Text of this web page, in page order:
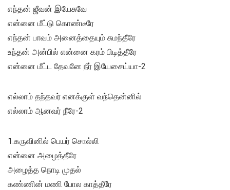
எந்தன் ஜீவன் இயேசுவே
என்னை மீட்டு கொண்டீரே
எந்தன் பாவம் அனைத்தையும் சுமந்தீரே
உந்தன் அன்பில் என்னை கரம் பிடித்தீரே
என்னை மீட்ட தேவனே நீர் இயேசைய்யா-2
எல்லாம் தந்தவர் எனக்குள் வந்தென்னில்
எல்லாம் ஆனவர் நீரே-2
1.கருவினில் பெயர் சொல்லி
என்னை அழைத்தீரே
அழைத்த நொடி முதல்
கண்ணின் மணி போல காத்தீரே